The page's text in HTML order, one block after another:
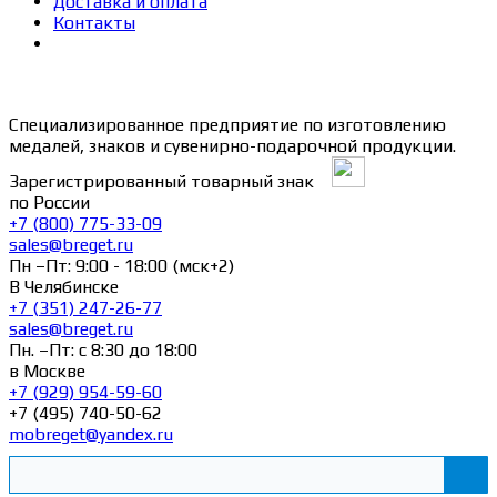
Контакты
Специализированное предприятие по изготовлению
медалей, знаков и сувенирно-подарочной продукции.
Зарегистрированный товарный знак
по России
+7 (800) 775-33-09
sales@breget.ru
Пн –Пт: 9:00 - 18:00 (мск+2)
В Челябинске
+7 (351) 247-26-77
sales@breget.ru
Пн. –Пт: с 8:30 до 18:00
в Москве
+7 (929) 954-59-60
+7 (495) 740-50-62
mobreget@yandex.ru